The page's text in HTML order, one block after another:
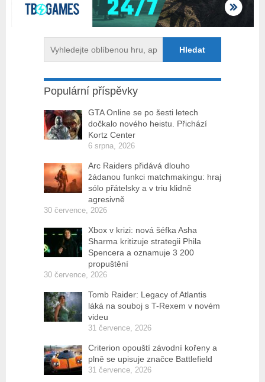
Populární příspěvky
GTA Online se po šesti letech
dočkalo nového heistu. Přichází
Kortz Center
6 srpna, 2026
Arc Raiders přidává dlouho
žádanou funkci matchmakingu: hraj
sólo přátelsky a v triu klidně
agresivně
30 července, 2026
Xbox v krizi: nová šéfka Asha
Sharma kritizuje strategii Phila
Spencera a oznamuje 3 200
propuštění
30 července, 2026
Tomb Raider: Legacy of Atlantis
láká na souboj s T-Rexem v novém
videu
31 července, 2026
Criterion opouští závodní kořeny a
plně se upisuje značce Battlefield
31 července, 2026